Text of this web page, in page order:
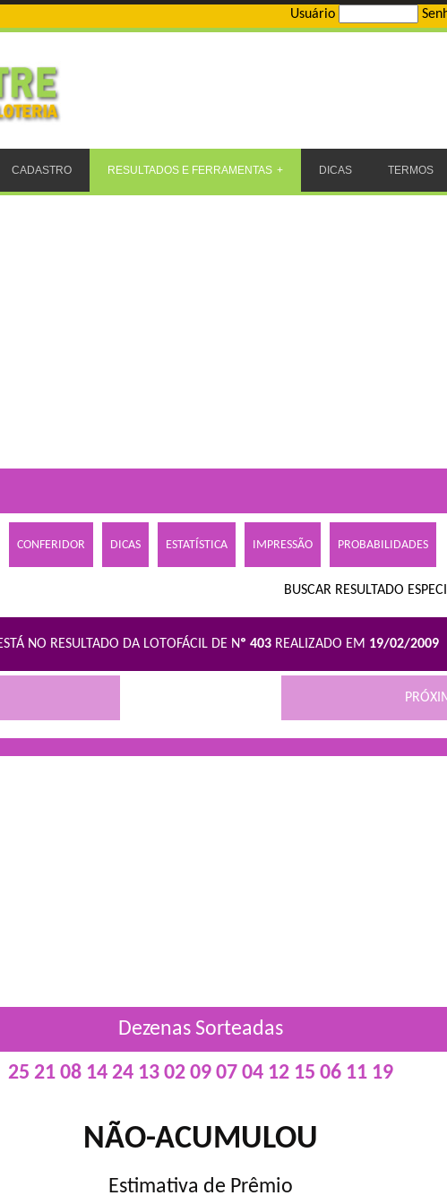
Usuário
CADASTRO RESULTADOS E FERRAMENTAS DICAS TERMOS
CONFERIDOR DICAS ESTATÍSTICA IMPRESSÃO PROBABILIDADES
BUSCAR RESULTADO
NO RESULTADO DA LOTOFÁCIL DE Nº 403 REALIZADO EM 19/02/2009
Dezenas Sorteadas
25 21 08 14 24 13 02 09 07 04 12 15 06 11 19
NÃO-ACUMULOU
Estimativa de Prêmio